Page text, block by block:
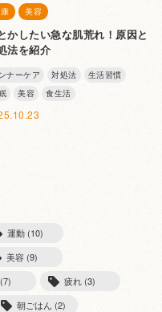
美容
かしたい急な肌荒れ！原因と
法を紹介
ナーケア 対処法
生活習慣
美容 食生活
運動 (10)
美容 (9)
疲れ (3)
朝ごはん (2)